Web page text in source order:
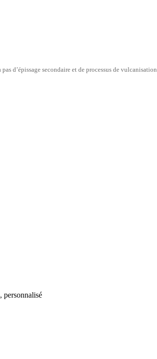
d’épissage secondaire et de processus de vulcanisation,
personnalisé